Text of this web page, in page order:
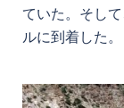
ていた。そし
ルに到着した。